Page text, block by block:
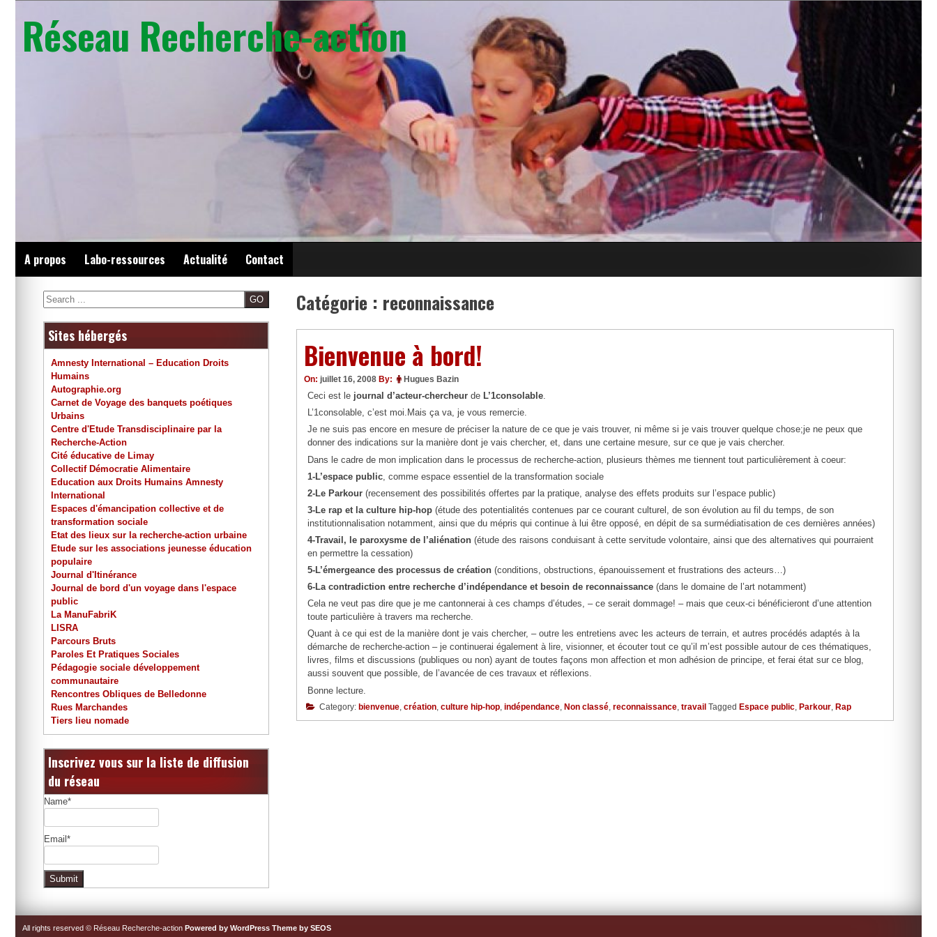
content
Réseau Recherche-action
A propos Labo-ressources Actualité Contact
Catégorie : reconnaissance
Bienvenue à bord!
On: juillet 16, 2008 By: Hugues Bazin
Ceci est le journal d’acteur-chercheurde L’1consolable.
L’1consolable, c’est moi.Mais ça va, je vous remercie.
Je ne suis pas encore en mesure de préciser la nature de ce que je vais trouver, ni même si je vais trouver quelque chose;je ne peux que
donner des indications sur la manière dont je vais chercher, et, dans une certaine mesure, sur ce que je vais chercher.
Dans le cadre de mon implication dans le processus de recherche-action, plusieurs thèmes me tiennent tout particulièrement à coeur:
1-L’espace public , comme espace essentiel de la transformation sociale
2-Le Parkour (recensement des possibilités offertes par la pratique, analyse des effets produits sur l’espace public)
3-Le rap et la culture hip-hop (étude des potentialités contenues par ce courant culturel, de son évolution au fil du temps, de son
institutionnalisation notamment, ainsi que du mépris qui continue à lui être opposé, en dépit de sa surmédiatisation de ces dernières années)
4-Travail, le paroxysme de l’aliénation (étude des raisons conduisant à cette servitude volontaire, ainsi que des alternatives qui pourraient
en permettre la cessation)
5-L’émergeance des processus de création (conditions, obstructions, épanouissement et frustrations des acteurs…)
6-La contradiction entre recherche d’indépendance et besoin de reconnaissance (dans le domaine de l’art notamment)
Cela ne veut pas dire que je me cantonnerai à ces champs d’études, – ce serait dommage! – mais que ceux-ci bénéficieront d’une attention
toute particulière à travers ma recherche.
Quant à ce qui est de la manière dont je vais chercher, – outre les entretiens avec les acteurs de terrain, et autres procédés adaptés à la
démarche de recherche-action – je continuerai également à lire, visionner, et écouter tout ce qu’il m’est possible autour de ces thématiques,
livres, films et discussions (publiques ou non) ayant de toutes façons mon affection et mon adhésion de principe, et ferai état sur ce blog,
aussi souvent que possible, de l’avancée de ces travaux et réflexions.
Bonne lecture.
Category: bienvenue création culture hip-hop indépendance Non classé reconnaissance travail Tagged Espace public Parkour Rap
Search
Sites hébergés
Amnesty International – Education Droits
Humains
Autographie.org
Carnet de Voyage des banquets poétiques
Urbains
Centre d'Etude Transdisciplinaire par la
Recherche-Action
Cité éducative de Limay
Collectif Démocratie Alimentaire
Education aux Droits Humains Amnesty
International
Espaces d'émancipation collective et de
transformation sociale
Etat des lieux sur la recherche-action urbaine
Etude sur les associations jeunesse éducation
populaire
Journal d'Itinérance
Journal de bord d'un voyage dans l'espace
public
La ManuFabriK
LISRA
Parcours Bruts
Paroles Et Pratiques Sociales
Pédagogie sociale développement
communautaire
Rencontres Obliques de Belledonne
Rues Marchandes
Tiers lieu nomade
Inscrivez vous sur la liste de diffusion
du réseau
Name*
Email*
All rights reserved © Réseau Recherche-action Powered by WordPress Theme by SEOS